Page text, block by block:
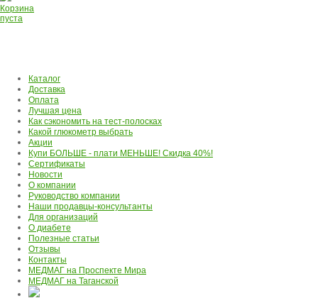
Корзина
пуста
Каталог
Доставка
Оплата
Лучшая цена
Как сэкономить на тест-полосках
Какой глюкометр выбрать
Акции
Купи БОЛЬШЕ - плати МЕНЬШЕ! Скидка 40%!
Сертификаты
Новости
О компании
Руководство компании
Наши продавцы-консультанты
Для организаций
О диабете
Полезные статьи
Отзывы
Контакты
МЕДМАГ на Проспекте Мира
МЕДМАГ на Таганской